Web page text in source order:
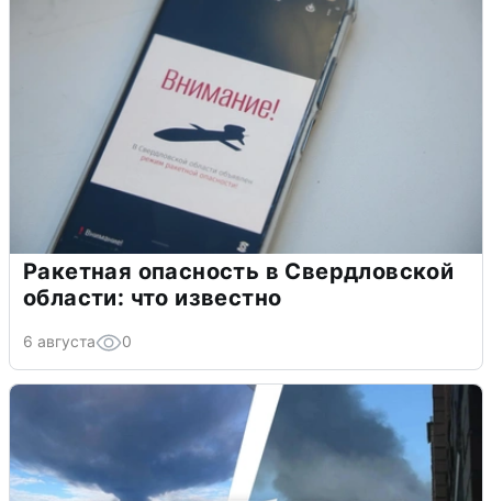
Ракетная опасность в Свердловской
области: что известно
6 августа 0